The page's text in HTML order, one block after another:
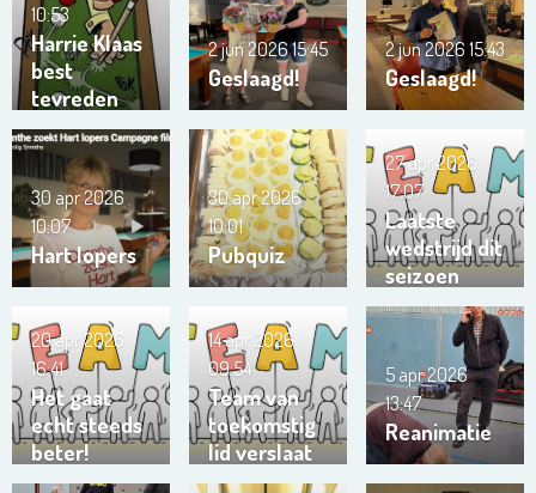
Harrie Klaas
best
tevreden
10:53
Geslaagd!
2 jun 202615:45
Geslaagd!
2 jun 2026 15:43
Hart lopers
30 apr 2026
10:07
Pubquiz
30 apr 2026
10:01
Laatste
wedstrijd dit
seizoen
team
Trianta 01
27 apr 2026
17:07
Het gaat
echt steeds
beter!
20 apr 2026
16:41
Team van
toekomstig
lid verslaat
ons team …
14 apr 2026
09:54
Reanimatie
5 apr 2026
13:47